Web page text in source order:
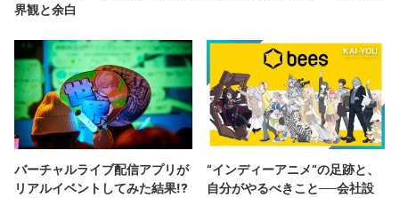
界観と余白
バーチャルライブ配信アプリが
リアルイベントしてみた結果!?
“インディーアニメ“の足跡と、
自分がやるべきこと──会社設